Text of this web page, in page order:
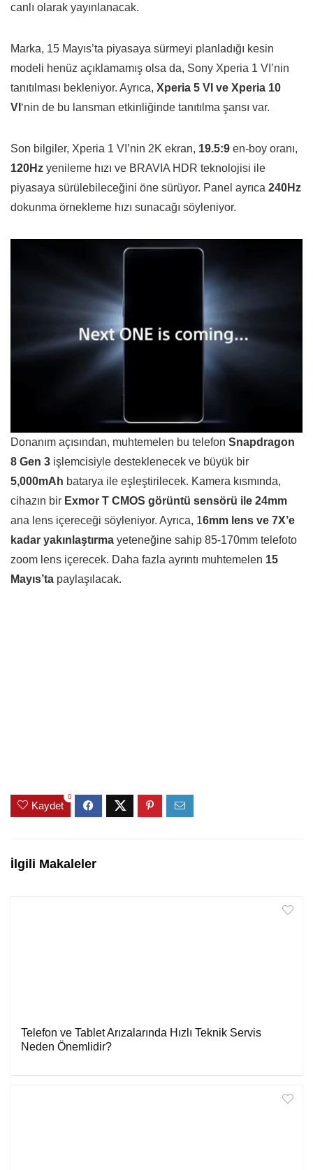
canlı olarak yayınlanacak.
Marka, 15 Mayıs’ta piyasaya sürmeyi planladığı kesin
modeli henüz açıklamamış olsa da, Sony Xperia 1 VI’nin
tanıtılması bekleniyor. Ayrıca, Xperia 5 VI ve Xperia 10
VI ‘nin de bu lansman etkinliğinde tanıtılma şansı var.
Son bilgiler, Xperia 1 VI’nin 2K ekran, 19.5:9 en-boy oranı,
120Hz yenileme hızı ve BRAVIA HDR teknolojisi ile
piyasaya sürülebileceğini öne sürüyor. Panel ayrıca 240Hz
dokunma örnekleme hızı sunacağı söyleniyor.
Donanım açısından, muhtemelen bu telefon Snapdragon
8 Gen 3 işlemcisiyle desteklenecek ve büyük bir
5,000mAh batarya ile eşleştirilecek. Kamera kısmında,
cihazın bir Exmor T CMOS görüntü sensörü ile 24mm
ana lens içereceği söyleniyor. Ayrıca, 16mm lens ve 7X’e
kadar yakınlaştırma yeteneğine sahip 85-170mm telefoto
zoom lens içerecek. Daha fazla ayrıntı muhtemelen 15
Mayıs’ta paylaşılacak.
Kaydet
0
İlgili Makaleler
Telefon ve Tablet Arızalarında Hızlı Teknik Servis
Neden Önemlidir?